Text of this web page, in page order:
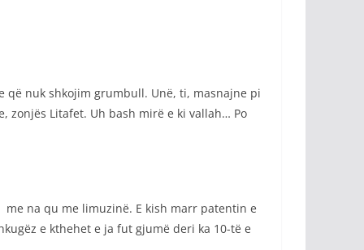
që nuk shkojim grumbull. Unë, ti, masnajne pi
Litafet. Uh bash mirë e ki vallah… Po
na qu me limuzinë. E kish marr patentin e
e kthehet e ja fut gjumë deri ka 10-të e